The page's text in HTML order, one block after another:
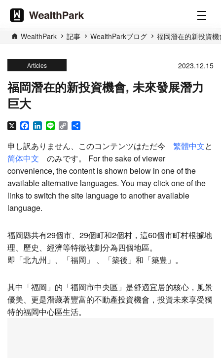
WealthPark 記事 WealthParkブログ 福岡潛在的新投資
Articles 2023.12.15
福岡潛在的新投資機會, 未來發展潛力
巨大
X Facebook
LinkedIn
Line Copy
申し訳ありません、このコンテンツはただ今 繁體中文と
简体中文 のみです。 For the sake of viewer
convenience, the content is shown below in one of the
available alternative languages. You may click one of the
links to switch the site language to another available
language.
福岡縣共有29個市、29個町和2個村，這60個市町村根據地
理、歷史、經濟等特徵被劃分為四個地區。
即「北九州」、「福岡」 、「築後」和「築豊」。
其中「福岡」的「福岡市中央區」是舒適宜居的核心，風景
優美、更是潛藏著豐富的不動產投資機會，投資未來享受獨
特的福岡中心區生活。